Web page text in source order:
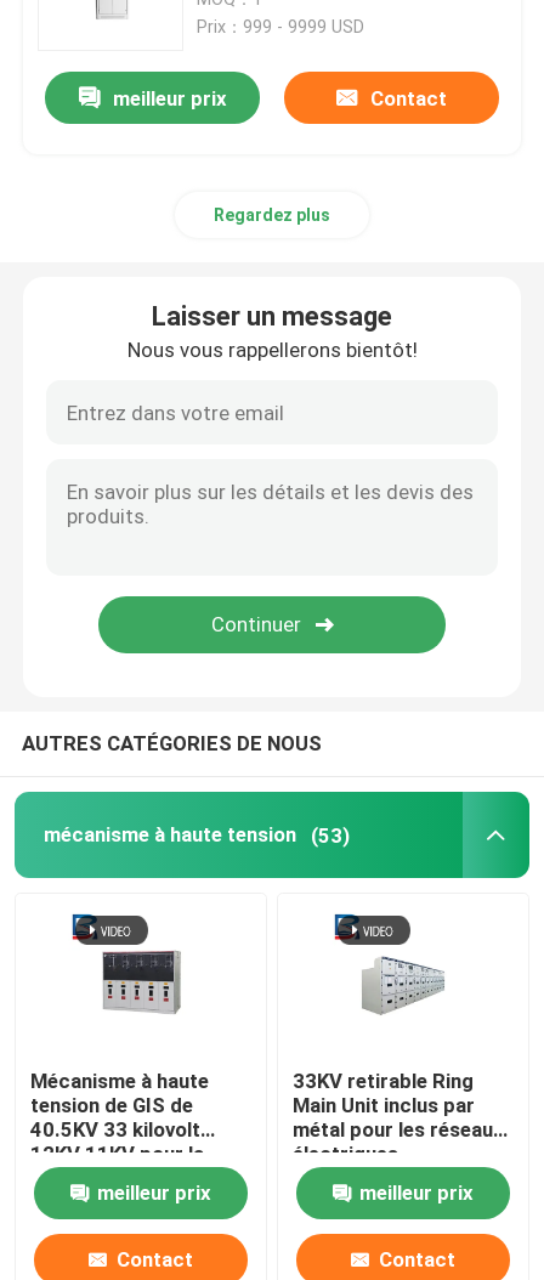
Boîte de distribution de courant électrique
boîte d'armoire électrique
Ingénierie de distribution de courant électrique
Prix：999 - 9999 USD
meilleur prix Contact
Regardez plus
Laisser un message
Nous vous rappellerons bientôt!
AUTRES CATÉGORIES DE NOUS
mécanisme à haute tension (53)
Mécanisme à haute
tension de GIS de
40.5KV 33 kilovolt
12KV 11KV pour la
production
d'électricitémeilleur prix
Contact
33KV retirable Ring
Main Unit inclus par
métal pour les réseaux
électriques
meilleur prix
Contact